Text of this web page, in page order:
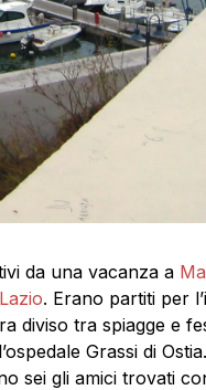
da una vacanza a
. Erano partiti per
diviso tra spiagge e
Grassi di
sei gli amici trovati